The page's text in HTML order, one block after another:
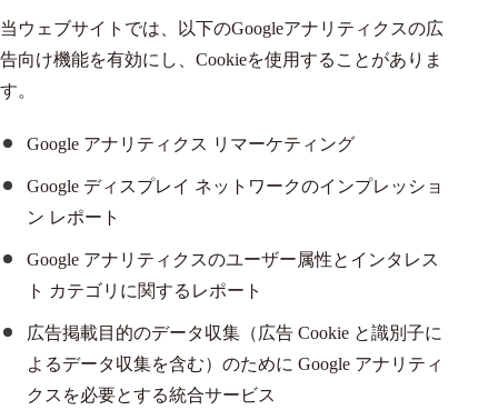
当ウェブサイトでは、以下のGoogleアナリティクスの広
告向け機能を有効にし、Cookieを使用することがありま
す。
Google アナリティクス リマーケティング
Google ディスプレイ ネットワークのインプレッショ
ン レポート
Google アナリティクスのユーザー属性とインタレス
ト カテゴリに関するレポート
広告掲載目的のデータ収集（広告 Cookie と識別子に
よるデータ収集を含む）のために Google アナリティ
クスを必要とする統合サービス